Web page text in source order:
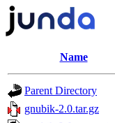
Name
Parent Directory
gnubik-2.0.tar.gz